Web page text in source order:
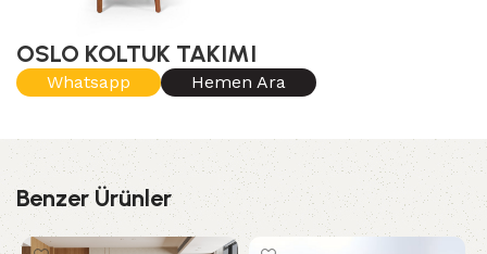
OSLO KOLTUK TAKIMI
Whatsapp Hemen Ara
Benzer Ürünler